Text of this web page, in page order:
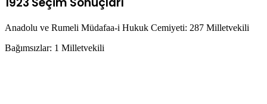
Anadolu ve Rumeli Müdafaa-i Hukuk Cemiyeti: 287 Milletvekili
Bağımsızlar: 1 Milletvekili